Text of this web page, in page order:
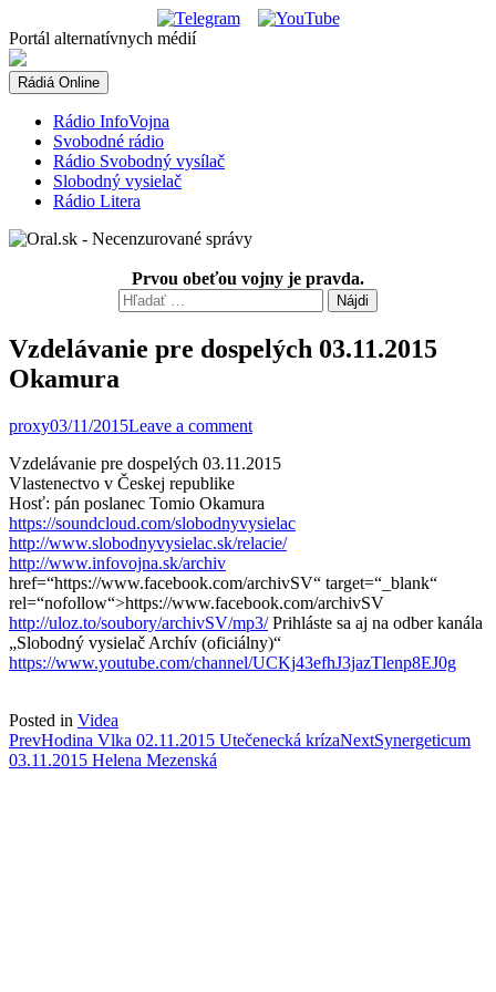
to
content
Portál alternatívnych médií
Rádiá Online
Rádio InfoVojna
Svobodné rádio
Rádio Svobodný vysílač
Slobodný vysielač
Rádio Litera
Prvou obeťou vojny je pravda.
Hľadať:
Vzdelávanie pre dospelých 03.11.2015
Okamura
proxy03/11/2015Leave a comment
Vzdelávanie pre dospelých 03.11.2015
Vlastenectvo v Českej republike
Hosť: pán poslanec Tomio Okamura
https://soundcloud.com/slobodnyvysielac
http://www.slobodnyvysielac.sk/relacie/
http://www.infovojna.sk/archiv
href=“https://www.facebook.com/archivSV“ target=“_blank“
rel=“nofollow“>https://www.facebook.com/archivSV
http://uloz.to/soubory/archivSV/mp3/Prihláste sa aj na odber kanála
„Slobodný vysielač Archív (oficiálny)“
https://www.youtube.com/channel/UCKj43efhJ3jazTlenp8EJ0g
Posted in Videa
Post
navigation
PrevHodina Vlka 02.11.2015 Utečenecká krízaNextSynergeticum
03.11.2015 Helena Mezenská